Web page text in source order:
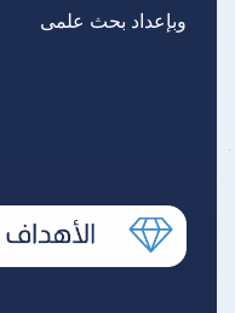
وبإعداد بحث علمى